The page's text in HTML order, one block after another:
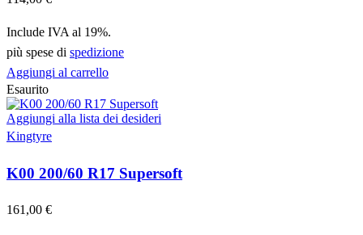
Include IVA al 19%.
più spese di spedizione
Aggiungi al carrello
Esaurito
Aggiungi alla lista dei desideri
Kingtyre
K00 200/60 R17 Supersoft
161,00 €